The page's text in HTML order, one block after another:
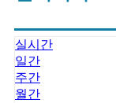
실시간
일간
주간
월간